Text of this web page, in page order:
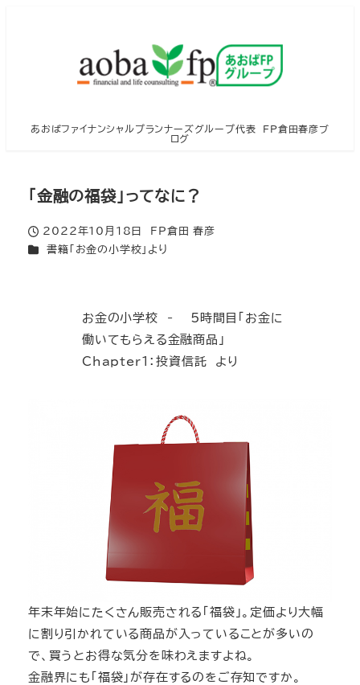
あおばファイナンシャルプランナーズグループ代表 FP倉田春彦ブ
ログ
「金融の福袋」ってなに？
投稿日
2022年10月18日
者
FP倉田 春彦
カテゴリー
書籍「お金の小学校」より
お金の小学校 - 5時間目「お金に
働いてもらえる金融商品」
Chapter1：投資信託 より
年末年始にたくさん販売される「福袋」。定価より大幅
に割り引かれている商品が入っていることが多いの
で、買うとお得な気分を味わえますよね。
金融界にも「福袋」が存在するのをご存知ですか。